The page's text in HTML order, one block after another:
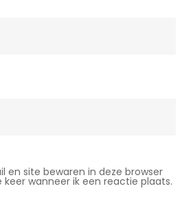
en site bewaren in deze browser
wanneer ik een reactie plaats.